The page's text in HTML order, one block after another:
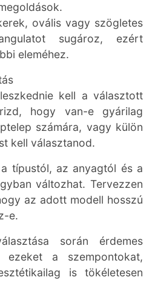
ovális vagy szögletes
sugároz, ezért
eleméhez.
kell a választott
hogy van-e gyárilag
számára, vagy külön
kell választanod.
típustól, az anyagtól és a
változhat. Tervezzen
az adott modell hosszú
e.
során érdemes
ezeket a szempontokat,
is tökéletesen